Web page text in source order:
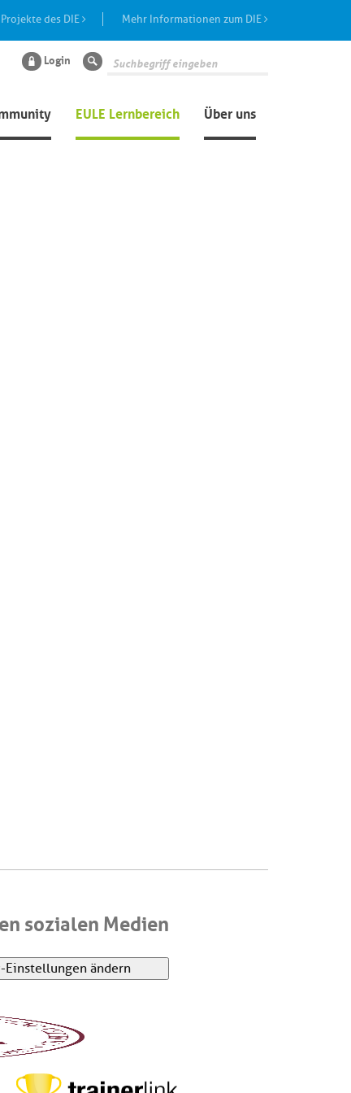
des DIE Mehr Informationen zum DIE
EULE Lernbereich Über uns
Login Suche
sozialen Medien
Einstellungen ändern